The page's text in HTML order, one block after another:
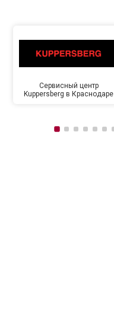
Сервисный центр
Kuppersberg в Краснодаре